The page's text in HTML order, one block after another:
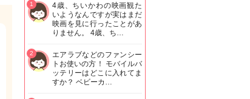
4歳、ちいかわの映画観た
いようなんですが実はまだ
映画を見に行ったことがあ
りません。 4歳、ち…
1
エアラブなどのファンシー
トお使いの方！ モバイルバ
ッテリーはどこに入れてま
すか？ ベビーカ…
2